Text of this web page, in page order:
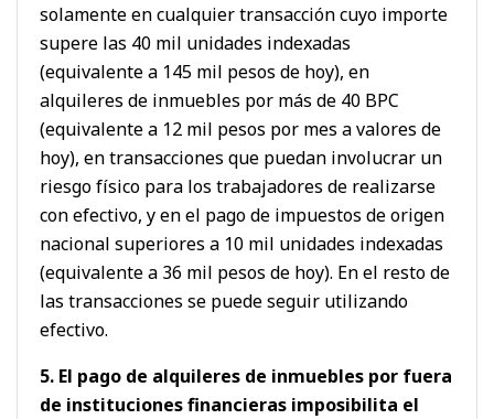
solamente en cualquier transacción cuyo importe
supere las 40 mil unidades indexadas
(equivalente a 145 mil pesos de hoy), en
alquileres de inmuebles por más de 40 BPC
(equivalente a 12 mil pesos por mes a valores de
hoy), en transacciones que puedan involucrar un
riesgo físico para los trabajadores de realizarse
con efectivo, y en el pago de impuestos de origen
nacional superiores a 10 mil unidades indexadas
(equivalente a 36 mil pesos de hoy). En el resto de
las transacciones se puede seguir utilizando
efectivo.
5. El pago de alquileres de inmuebles por fuera
de instituciones financieras imposibilita el